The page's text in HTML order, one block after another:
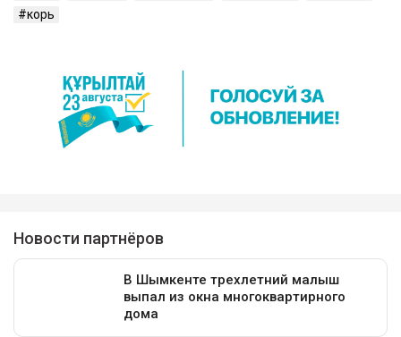
корь